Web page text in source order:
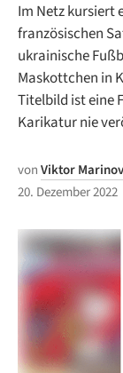
Im Netz kursiert
französischen
ukrainische
Maskottchen in
Titelbild ist eine
Karikatur nie
vonViktor Marinov
20. Dezember 2022